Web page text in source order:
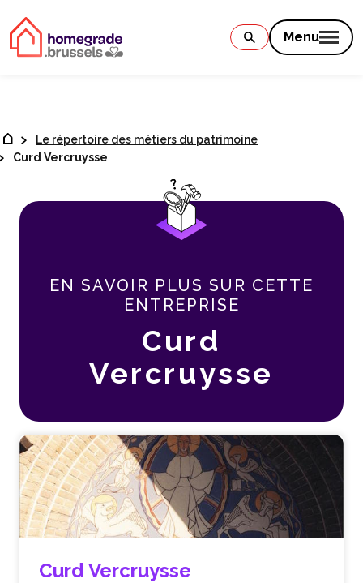
Menu
Le répertoire des métiers du patrimoine
Curd Vercruysse
EN SAVOIR PLUS SUR CETTE
ENTREPRISE
Curd
Vercruysse
Curd Vercruysse